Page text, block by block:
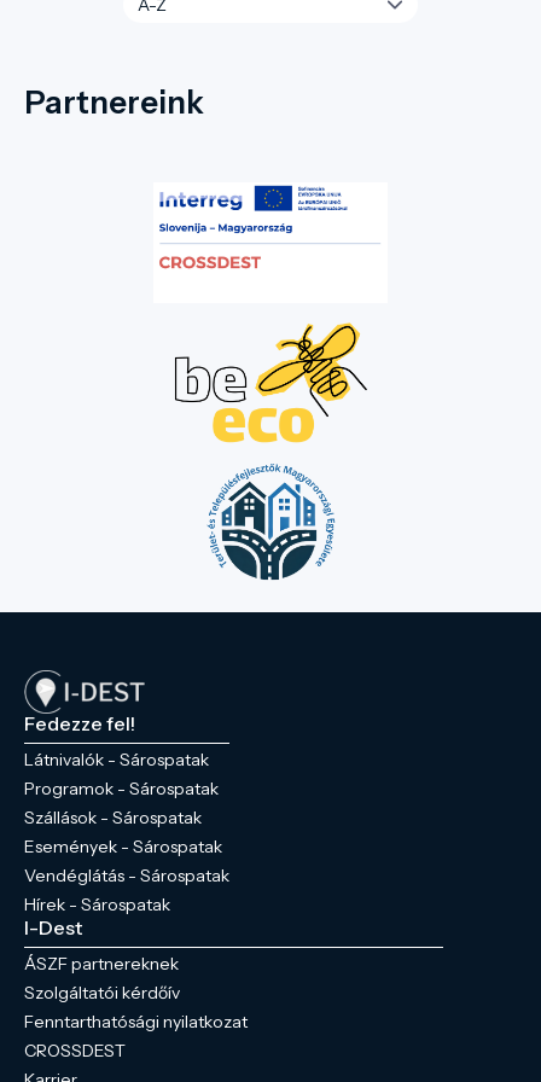
Partnereink
Fedezze fel!
Látnivalók - Sárospatak
Programok - Sárospatak
Szállások - Sárospatak
Események - Sárospatak
Vendéglátás - Sárospatak
Hírek - Sárospatak
I-Dest
ÁSZF partnereknek
Szolgáltatói kérdőív
Fenntarthatósági nyilatkozat
CROSSDEST